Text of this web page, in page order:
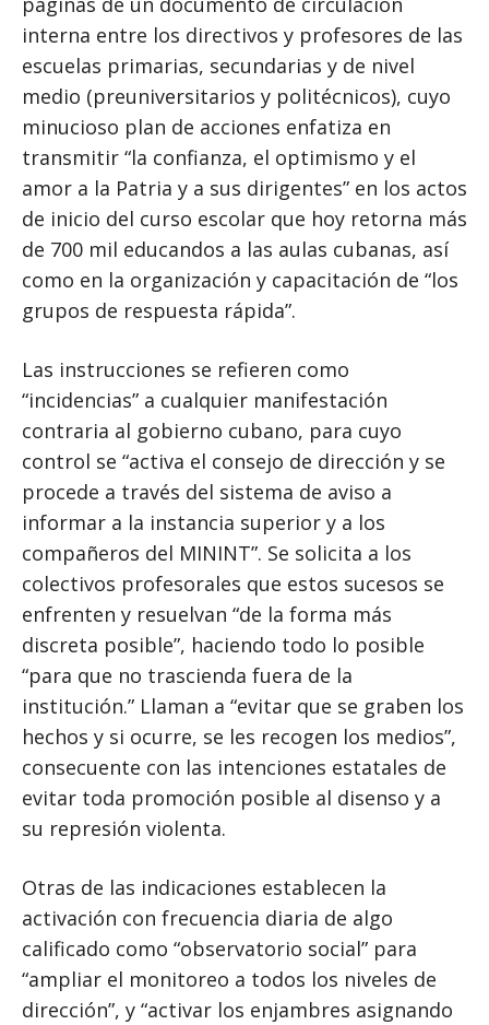
interna entre los directivos y profesores de las
escuelas primarias, secundarias y de nivel
medio (preuniversitarios y politécnicos), cuyo
minucioso plan de acciones enfatiza en
transmitir “la confianza, el optimismo y el
amor a la Patria y a sus dirigentes” en los actos
de inicio del curso escolar que hoy retorna más
de 700 mil educandos a las aulas cubanas, así
como en la organización y capacitación de “los
grupos de respuesta rápida”.
Las instrucciones se refieren como
“incidencias” a cualquier manifestación
contraria al gobierno cubano, para cuyo
control se “activa el consejo de dirección y se
procede a través del sistema de aviso a
informar a la instancia superior y a los
compañeros del MININT”. Se solicita a los
colectivos profesorales que estos sucesos se
enfrenten y resuelvan “de la forma más
discreta posible”, haciendo todo lo posible
“para que no trascienda fuera de la
institución.” Llaman a “evitar que se graben los
hechos y si ocurre, se les recogen los medios”,
consecuente con las intenciones estatales de
evitar toda promoción posible al disenso y a
su represión violenta.
Otras de las indicaciones establecen la
activación con frecuencia diaria de algo
calificado como “observatorio social” para
“ampliar el monitoreo a todos los niveles de
dirección”, y “activar los enjambres asignando